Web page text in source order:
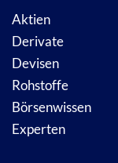
Aktien
Derivate
Devisen
Rohstoffe
Börsenwissen
Experten